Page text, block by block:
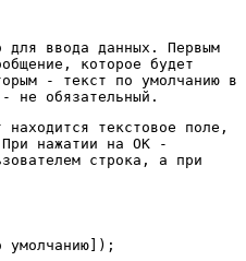
для ввода данных. Первым
которое будет
- текст по умолчанию в
не обязательный.
текстовое поле,
нажатии на ОК -
строка, а при
умолчанию]);